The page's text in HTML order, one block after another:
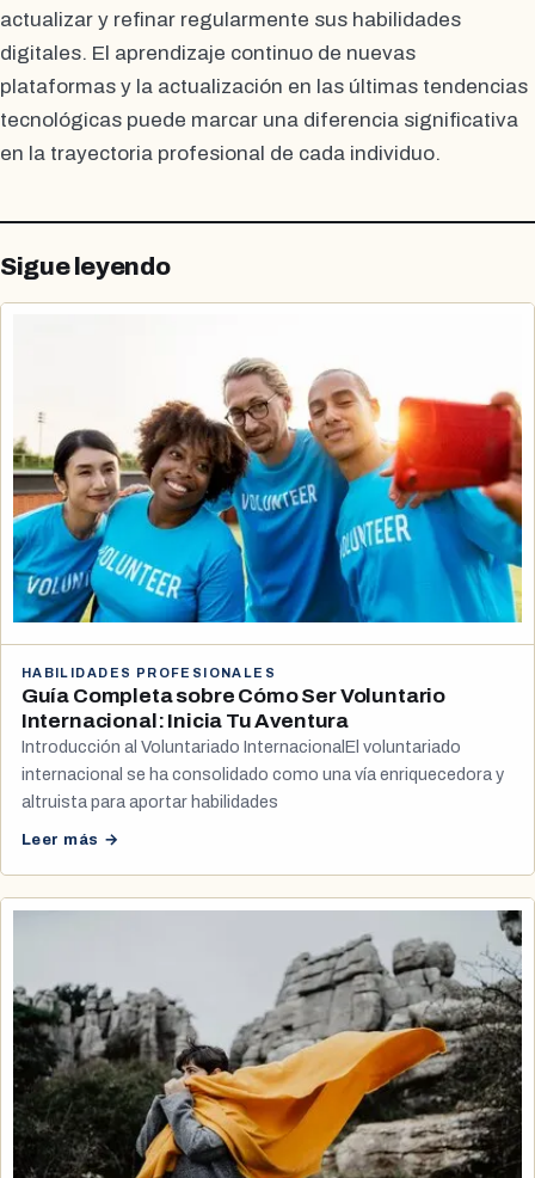
actualizar y refinar regularmente sus habilidades
digitales. El aprendizaje continuo de nuevas
plataformas y la actualización en las últimas tendencias
tecnológicas puede marcar una diferencia significativa
en la trayectoria profesional de cada individuo.
Sigue leyendo
HABILIDADES PROFESIONALES
Guía Completa sobre Cómo Ser Voluntario
Internacional: Inicia Tu Aventura
Introducción al Voluntariado InternacionalEl voluntariado
internacional se ha consolidado como una vía enriquecedora y
altruista para aportar habilidades
Leer más →